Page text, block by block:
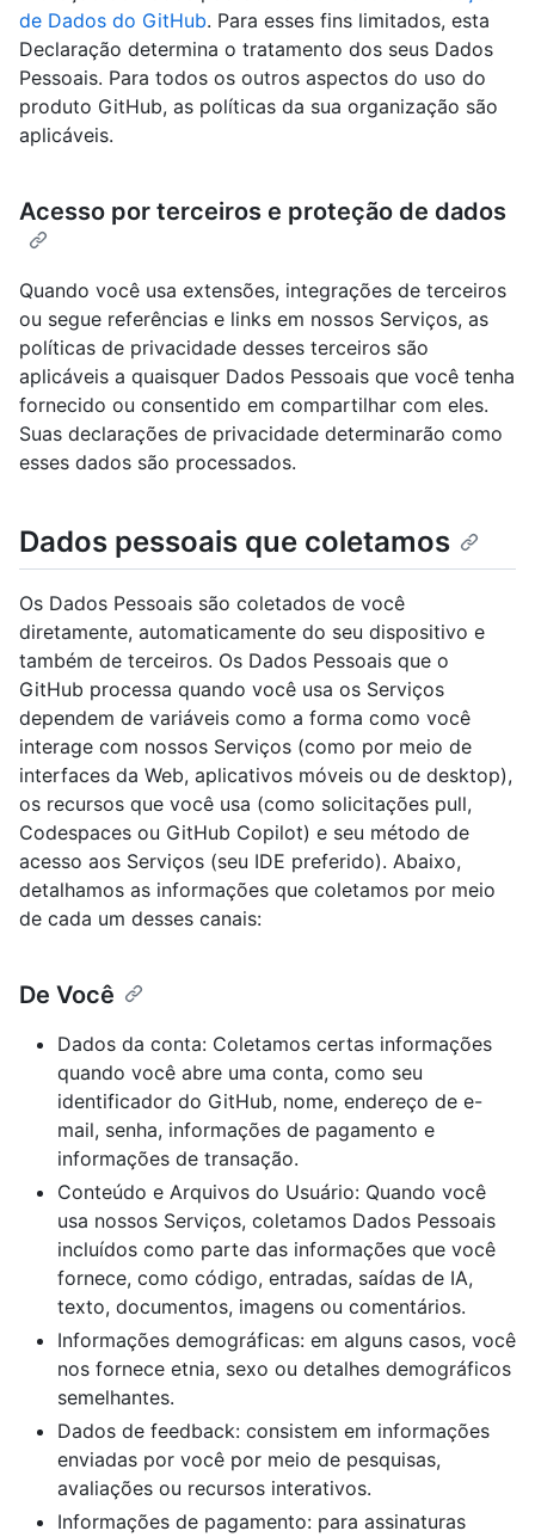
de Dados do GitHub. Para esses fins limitados, esta
Declaração determina o tratamento dos seus Dados
Pessoais. Para todos os outros aspectos do uso do
produto GitHub, as políticas da sua organização são
aplicáveis.
Acesso por terceiros e proteção de dados
Quando você usa extensões, integrações de terceiros
ou segue referências e links em nossos Serviços, as
políticas de privacidade desses terceiros são
aplicáveis a quaisquer Dados Pessoais que você tenha
fornecido ou consentido em compartilhar com eles.
Suas declarações de privacidade determinarão como
esses dados são processados.
Dados pessoais que coletamos
Os Dados Pessoais são coletados de você
diretamente, automaticamente do seu dispositivo e
também de terceiros. Os Dados Pessoais que o
GitHub processa quando você usa os Serviços
dependem de variáveis como a forma como você
interage com nossos Serviços (como por meio de
interfaces da Web, aplicativos móveis ou de desktop),
os recursos que você usa (como solicitações pull,
Codespaces ou GitHub Copilot) e seu método de
acesso aos Serviços (seu IDE preferido). Abaixo,
detalhamos as informações que coletamos por meio
de cada um desses canais:
De Você
Dados da conta: Coletamos certas informações
quando você abre uma conta, como seu
identificador do GitHub, nome, endereço de e-
mail, senha, informações de pagamento e
informações de transação.
Conteúdo e Arquivos do Usuário: Quando você
usa nossos Serviços, coletamos Dados Pessoais
incluídos como parte das informações que você
fornece, como código, entradas, saídas de IA,
texto, documentos, imagens ou comentários.
Informações demográficas: em alguns casos, você
nos fornece etnia, sexo ou detalhes demográficos
semelhantes.
Dados de feedback: consistem em informações
enviadas por você por meio de pesquisas,
avaliações ou recursos interativos.
Informações de pagamento: para assinaturas